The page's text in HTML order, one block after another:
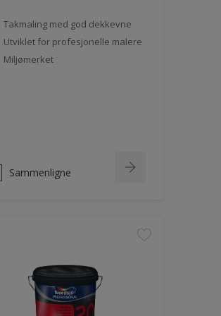
Takmaling med god dekkevne
Utviklet for profesjonelle malere
Miljømerket
Sammenligne